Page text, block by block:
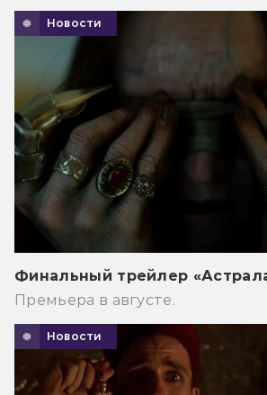
Новости
Финальный трейлер
Премьера в августе.
Новости